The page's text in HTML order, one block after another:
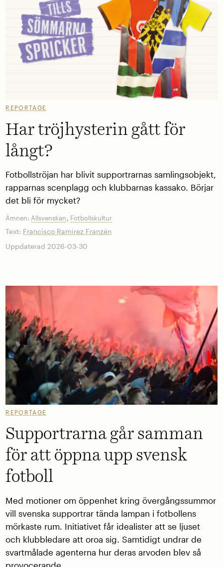
REPORTAGE
Har tröjhysterin gått för
långt?
Fotbollströjan har blivit supportrarnas samlingsobjekt,
rapparnas scenplagg och klubbarnas kassako. Börjar
det bli för mycket?
Ämnen: Allsvenskan, Fotbollskultur
Text: Francisco Ramirez Franzén
Uppdaterad 2026-03-30
REPORTAGE
Supportrarna går samman
för att öppna upp svensk
fotboll
Med motioner om öppenhet kring övergångssummor
vill svenska supportrar tända lampan i fotbollens
mörkaste rum. Initiativet får idealister att se ljuset
och klubbledare att oroa sig. Samtidigt undrar de
svartmålade agenterna hur deras arvoden blev så